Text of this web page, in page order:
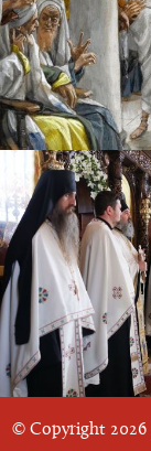
© Copyright 2026